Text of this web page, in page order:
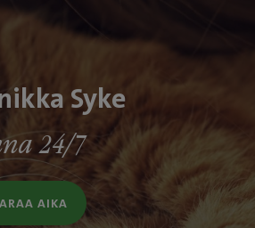
Syke
24/7
AIKA